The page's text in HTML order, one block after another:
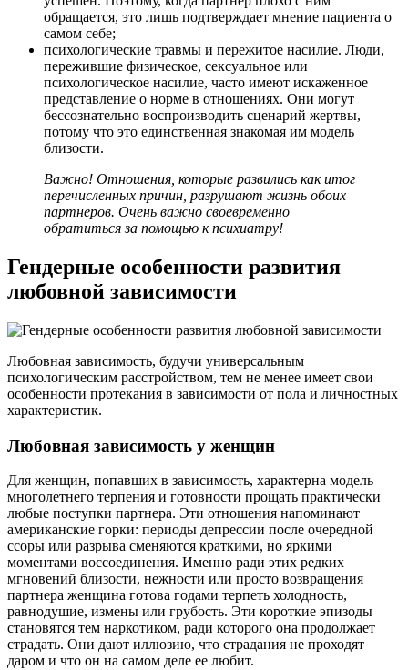
обращается, это лишь подтверждает мнение пациента о
самом себе;
психологические травмы и пережитое насилие. Люди,
пережившие физическое, сексуальное или
психологическое насилие, часто имеют искаженное
представление о норме в отношениях. Они могут
бессознательно воспроизводить сценарий жертвы,
потому что это единственная знакомая им модель
близости.
Важно! Отношения, которые развились как итог
перечисленных причин, разрушают жизнь обоих
партнеров. Очень важно своевременно
обратиться за помощью к психиатру!
Гендерные особенности развития
любовной зависимости
Любовная зависимость, будучи универсальным
психологическим расстройством, тем не менее имеет свои
особенности протекания в зависимости от пола и личностных
характеристик.
Любовная зависимость у женщин
Для женщин, попавших в зависимость, характерна модель
многолетнего терпения и готовности прощать практически
любые поступки партнера. Эти отношения напоминают
американские горки: периоды депрессии после очередной
ссоры или разрыва сменяются краткими, но яркими
моментами воссоединения. Именно ради этих редких
мгновений близости, нежности или просто возвращения
партнера женщина готова годами терпеть холодность,
равнодушие, измены или грубость. Эти короткие эпизоды
становятся тем наркотиком, ради которого она продолжает
страдать. Они дают иллюзию, что страдания не проходят
даром и что он на самом деле ее любит.